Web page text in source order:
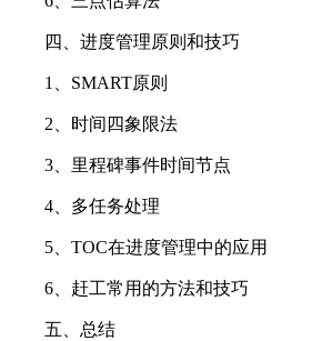
四、进度管理原则和技巧
1、SMART原则
2、时间四象限法
3、里程碑事件时间节点
4、多任务处理
5、TOC在进度管理中的应用
6、赶工常用的方法和技巧
五、总结